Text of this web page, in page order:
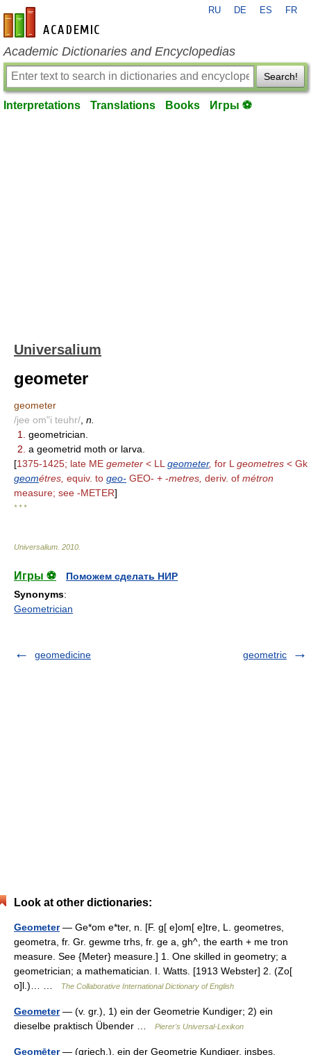
en-academic.com
RU DE ES FR
Academic Dictionaries and Encyclopedias
Search!
Interpretations Translations Books Игры ⚽
Universalium
geometer
geometer
/jee om"i teuhr/ n.
1.
geometrician.
2. a geometrid moth or larva.
[1375-1425; late ME gemeter < LL geometer, for L geometres < Gk
geométres, equiv. to geo- GEO- + -metres, deriv. of métron
measure; see -METER]
* * *
Universalium 2010
Игры ⚽
Поможем сделать НИР
Synonyms:
Geometrician
geomedicine geometric
Look at other dictionaries:
Geometer— Ge*om e*ter, n. [F. g[ e]om[ e]tre, L. geometres,
geometra, fr. Gr. gewme trhs, fr. ge a, gh^, the earth + me tron
measure. See {Meter} measure.] 1. One skilled in geometry; a
geometrician; a mathematician. I. Watts. [1913 Webster] 2. (Zo[
o]l.)… …
The Collaborative International Dictionary of English
Geometer— (v. gr.), 1) ein der Geometrie Kundiger; 2) ein
dieselbe praktisch Übender …
Pierer's Universal-Lexikon
Geomēter— (griech.), ein der Geometrie Kundiger, insbes.